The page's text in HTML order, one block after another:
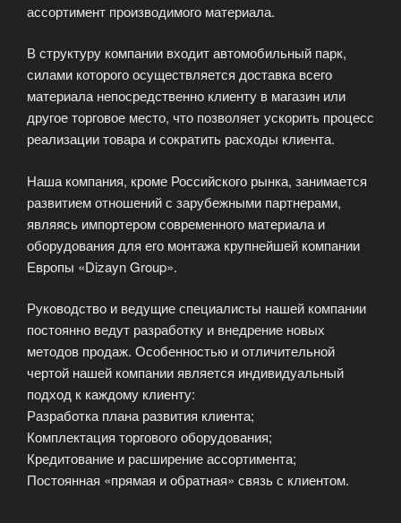
ассортимент производимого материала.
В структуру компании входит автомобильный парк,
силами которого осуществляется доставка всего
материала непосредственно клиенту в магазин или
другое торговое место, что позволяет ускорить процесс
реализации товара и сократить расходы клиента.
Наша компания, кроме Российского рынка, занимается
развитием отношений с зарубежными партнерами,
являясь импортером современного материала и
оборудования для его монтажа крупнейшей компании
Европы «Dizayn Group».
Руководство и ведущие специалисты нашей компании
постоянно ведут разработку и внедрение новых
методов продаж. Особенностью и отличительной
чертой нашей компании является индивидуальный
подход к каждому клиенту:
Разработка плана развития клиента;
Комплектация торгового оборудования;
Кредитование и расширение ассортимента;
Постоянная «прямая и обратная» связь с клиентом.